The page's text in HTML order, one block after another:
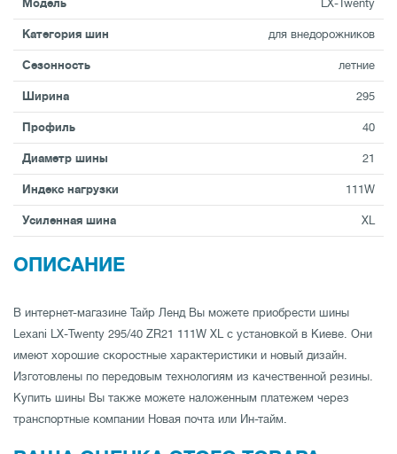
Модель LX-Twenty
Категория шин для внедорожников
Сезонность летние
Ширина 295
Профиль 40
Диаметр шины 21
Индекс нагрузки 111W
Усиленная шина XL
ОПИСАНИЕ
В интернет-магазине Тайр Ленд Вы можете приобрести шины
Lexani LX-Twenty 295/40 ZR21 111W XL с установкой в Киеве. Они
имеют хорошие скоростные характеристики и новый дизайн.
Изготовлены по передовым технологиям из качественной резины.
Купить шины Вы также можете наложенным платежем через
транспортные компании Новая почта или Ин-тайм.